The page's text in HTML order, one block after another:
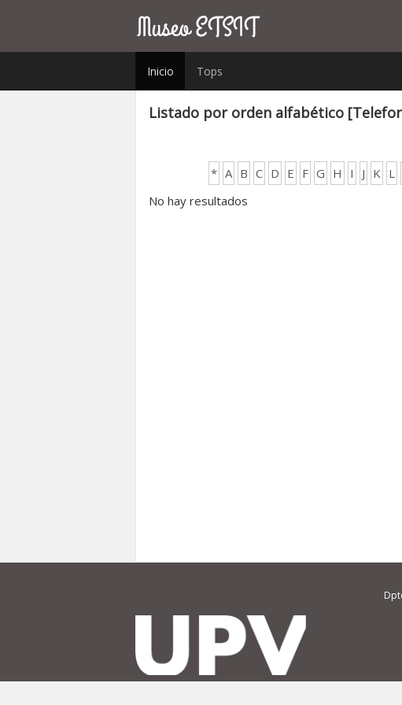
Inicio Tops
Listado por orden alfabético
* A B C D E F G H I J K L
No hay resultados